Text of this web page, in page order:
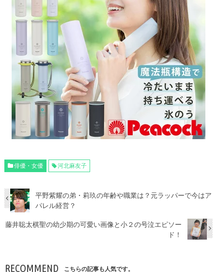
俳優・女優 河北麻友子
平野紫耀の弟・莉玖の年齢や職業は？元ラッパーで今はア
パレル経営？
藤井聡太棋聖の幼少期の可愛い画像と小２の号泣エピソー
ド！
RECOMMEND こちらの記事も人気です。